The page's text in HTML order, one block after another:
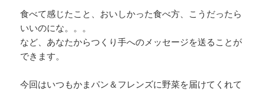
食べて感じたこと、おいしかった食べ方、こうだったら
いいのにな。。。
など、あなたからつくり手へのメッセージを送ることが
できます。
今回はいつもかまパン＆フレンズに野菜を届けてくれて